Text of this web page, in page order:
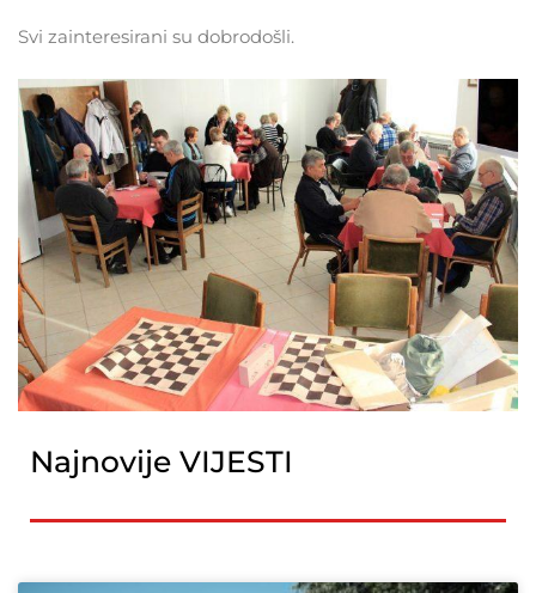
Svi zainteresirani su dobrodošli.
Najnovije VIJESTI